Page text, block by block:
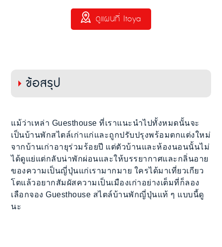
ดูแผนที่ Itoya
ข้อสรุป
แม้ว่าเหล่า Guesthouse ที่เราแนะนำไปทั้งหมดนั้นจะ
เป็นบ้านพักสไตล์เก่าแก่และถูกปรับปรุงพร้อมตกแต่งใหม่
จากบ้านเก่าอายุร่วมร้อยปี แต่ตัวบ้านและห้องนอนนั้นไม่
ได้ดูแย่แต่กลับน่าพักผ่อนและให้บรรยากาศและกลิ่นอาย
ของความเป็นญี่ปุ่นแก่เรามากมาย ใครได้มาเที่ยวเกียว
โตแล้วอยากสัมผัสความเป็นเมืองเก่าอย่างเต็มที่ก็ลอง
เลือกจอง Guesthouse สไตล์บ้านพักญี่ปุ่นแท้ ๆ แบบนี้ดู
นะ